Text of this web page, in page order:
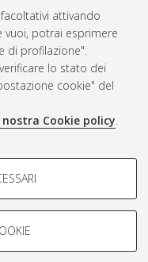
attivando
vuoi, potrai esprimere
di profilazione".
lo stato dei
cookie" del
Cookie policy.
le caratteristiche della
al loro comportamento